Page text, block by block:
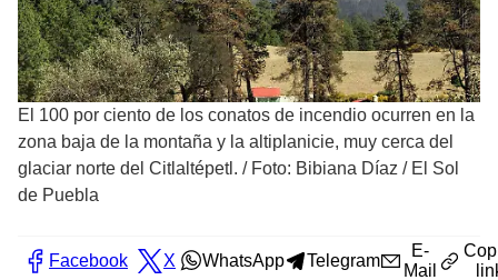
El 100 por ciento de los conatos de incendio ocurren en la
zona baja de la montaña y la altiplanicie, muy cerca del
glaciar norte del Citlaltépetl. / Foto: Bibiana Díaz / El Sol
de Puebla
Facebook X WhatsApp Telegram
E-
Mail